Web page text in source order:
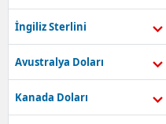
İngiliz Sterlini
Avustralya Doları
Kanada Doları